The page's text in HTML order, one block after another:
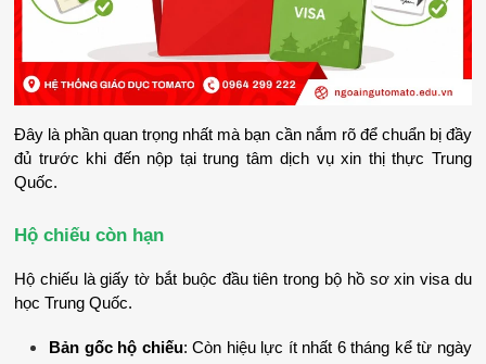
Đây là phần quan trọng nhất mà bạn cần nắm rõ để chuẩn bị đầy
đủ trước khi đến nộp tại trung tâm dịch vụ xin thị thực Trung
Quốc.
Hộ chiếu còn hạn
Hộ chiếu là giấy tờ bắt buộc đầu tiên trong bộ hồ sơ xin visa du
học Trung Quốc.
Bản gốc hộ chiếu: Còn hiệu lực ít nhất 6 tháng kể từ ngày